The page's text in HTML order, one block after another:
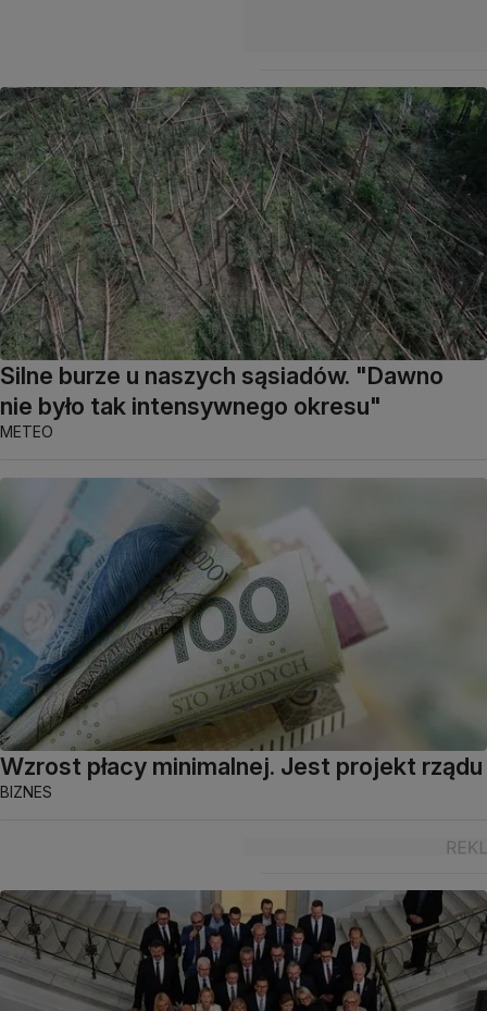
Silne burze u naszych sąsiadów. "Dawno
nie było tak intensywnego okresu"
METEO
Wzrost płacy minimalnej. Jest projekt rządu
BIZNES